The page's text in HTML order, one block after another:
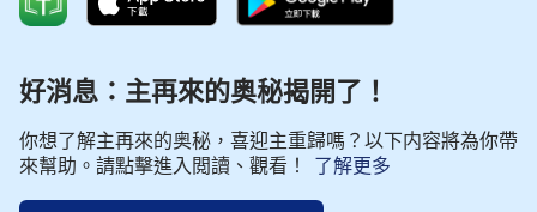
好消息：主再來的奥秘揭開了！
你想了解主再來的奥秘，喜迎主重歸嗎？以下内容將為你帶
來幫助。請點擊進入閲讀、觀看！
了解更多